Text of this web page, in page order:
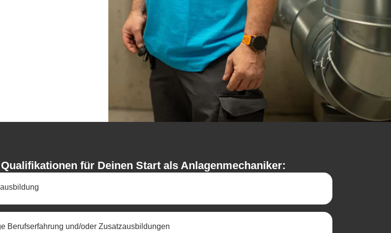
für Deinen Start als Anlagenmechaniker:
Berufserfahrung und/oder Zusatzausbildungen